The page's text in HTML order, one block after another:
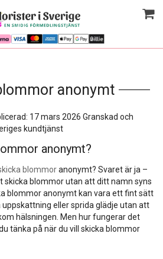
anonymt
17 mars 2026 Granskad och
kundtjänst
anonymt?
blommoranonymt? Svaret är ja –
blommor utan att ditt namn syns
blommor anonymt kan vara ett fint sätt
eller sprida glädje utan att
hälsningen. Men hur fungerar det
tänka på när du vill skicka blommor